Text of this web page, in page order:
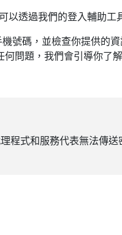
以透過我們的登入輔助工
號碼，並檢查你提供的
問題，我們會引導你了
程式和服務代表無法傳